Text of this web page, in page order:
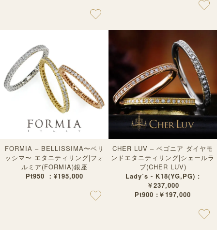
FORMIA – BELLISSIMA〜ベリ
ッシマ〜 エタニティリング|フォ
ルミア(FORMIA)銀座
Pt950 ：¥195,000
CHER LUV – ベゴニア ダイヤモ
ンドエタニティリング|シェールラ
ブ(CHER LUV)
Lady’s - K18(YG,PG) :
￥237,000
Pt900 :￥197,000